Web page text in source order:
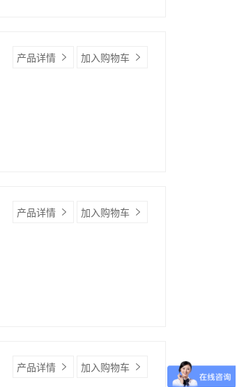
产品详情 加入购物车
产品详情 加入购物车
产品详情 加入购物车